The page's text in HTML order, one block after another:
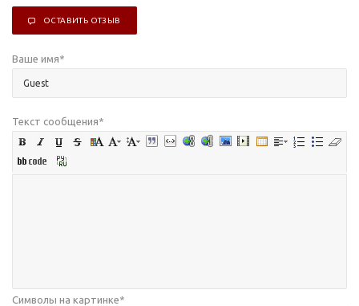
ОСТАВИТЬ ОТЗЫВ
Ваше имя*
Текст сообщения*
Символы на картинке*